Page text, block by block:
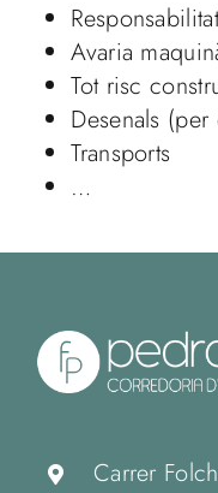
Avaria
Tot risc
Desenals
Transports
…
Carrer